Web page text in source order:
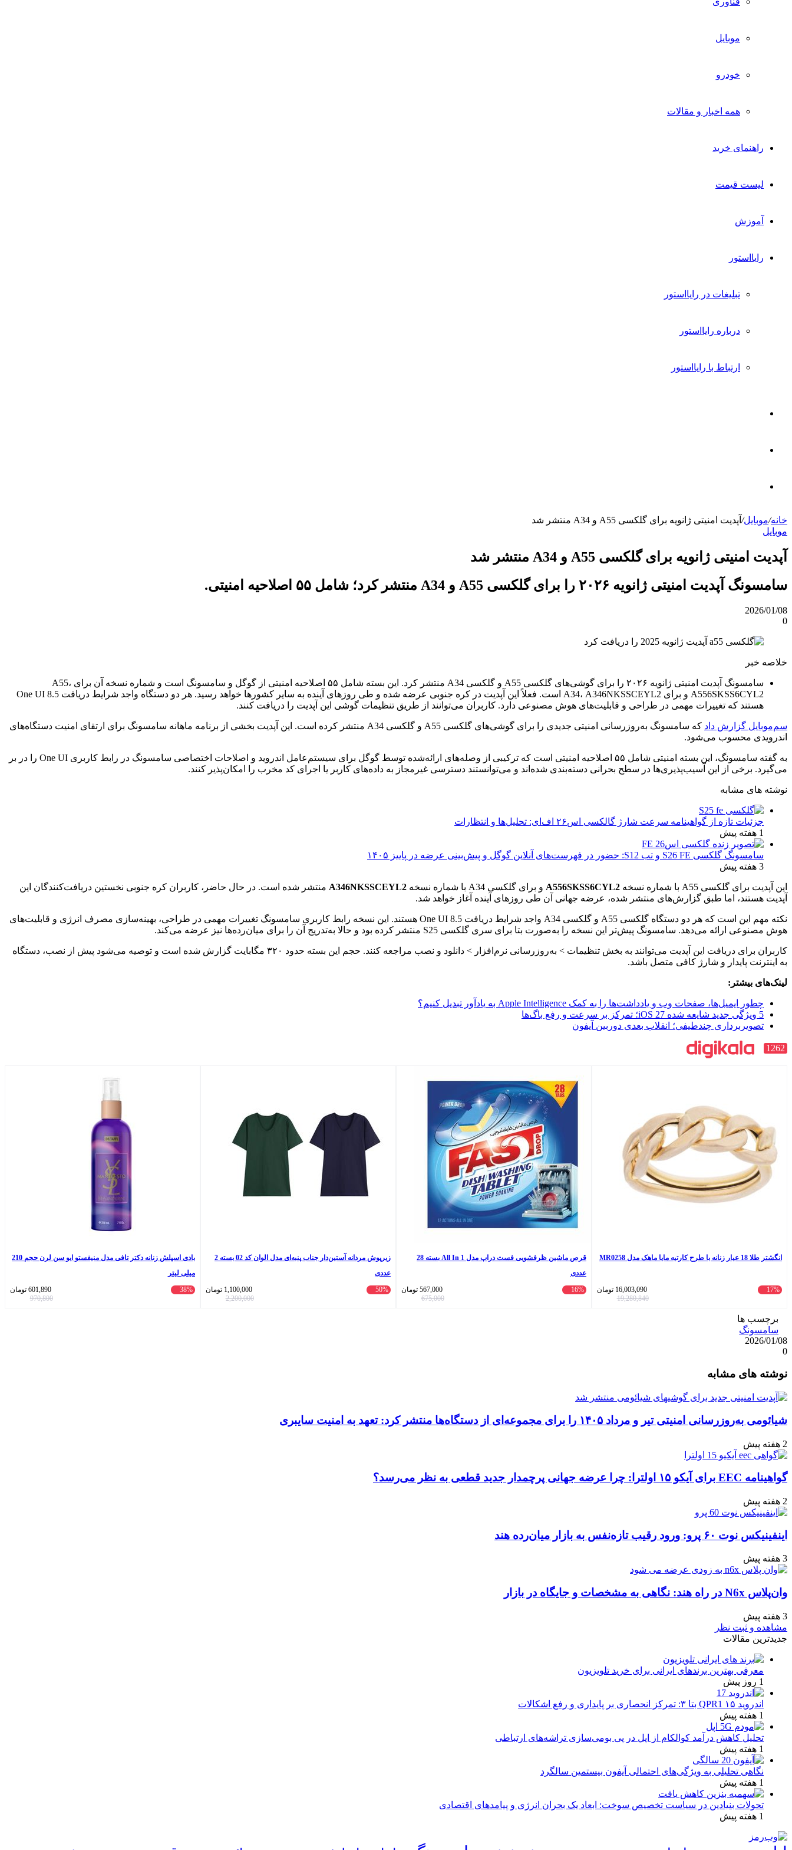
موبایل
خودرو
همه اخبار و مقالات
راهنمای خرید
لیست قیمت
آموزش
رایااستور
تبلیغات در رایااستور
درباره رایااستور
ارتباط با رایااستور
برای خانه/موبایل/ آپدیت امنیتی ژانویه برای گلکسی A55 و A34 منتشر شد
موبایل
آپدیت امنیتی ژانویه برای گلکسی A55 و A34 منتشر شد
سامسونگ آپدیت امنیتی ژانویه ۲۰۲۶ را برای گلکسی A55 و A34 منتشر کرد؛ شامل ۵۵ اصلاحیه امنیتی.
2026/01/08
0
خلاصه خبر
سامسونگ آپدیت امنیتی ژانویه ۲۰۲۶ را برای گوشی‌های گلکسی A55 و گلکسی A34 منتشر کرد. این بسته شامل ۵۵ اصلاحیه امنیتی از گوگل و سامسونگ است و شماره نسخه آن برای A55،
A556SKSS6CYL2 و برای A34، A346NKSSCEYL2 است. فعلاً این آپدیت در کره جنوبی عرضه شده و طی روزهای آینده به سایر کشورها خواهد رسید. هر دو دستگاه واجد شرایط دریافت One UI 8.5
هستند که تغییرات مهمی در طراحی و قابلیت‌های هوش مصنوعی دارد. کاربران می‌توانند از طریق تنظیمات گوشی این آپدیت را دریافت کنند.
سم‌موبایل گزارش داد
که سامسونگ به‌روزرسانی امنیتی جدیدی را برای گوشی‌های گلکسی A55 و گلکسی A34 منتشر کرده است. این آپدیت بخشی از برنامه ماهانه سامسونگ برای ارتقای امنیت دستگاه‌های
اندرویدی محسوب می‌شود.
به گفته سامسونگ، این بسته امنیتی شامل ۵۵ اصلاحیه امنیتی است که ترکیبی از وصله‌های ارائه‌شده توسط گوگل برای سیستم‌عامل اندروید و اصلاحات اختصاصی سامسونگ در رابط کاربری One UI را در بر
می‌گیرد. برخی از این آسیب‌پذیری‌ها در سطح بحرانی دسته‌بندی شده‌اند و می‌توانستند دسترسی غیرمجاز به داده‌های کاربر یا اجرای کد مخرب را امکان‌پذیر کنند.
نوشته های مشابه
جزئیات تازه از گواهینامه سرعت شارژ گالکسی اس۲۶ اف‌ای: تحلیل‌ها و انتظارات
1 هفته پیش
سامسونگ گلکسی S26 FE و تب S12: حضور در فهرست‌های آنلاین گوگل و پیش‌بینی عرضه در پاییز ۱۴۰۵
3 هفته پیش
این آپدیت برای گلکسی A55 با شماره نسخه A556SKSS6CYL2 و برای گلکسی A34 با شماره نسخه A346NKSSCEYL2 منتشر شده است. در حال حاضر، کاربران کره جنوبی نخستین دریافت‌کنندگان این
آپدیت هستند، اما طبق گزارش‌های منتشر شده، عرضه جهانی آن طی روزهای آینده آغاز خواهد شد.
نکته مهم این است که هر دو دستگاه گلکسی A55 و گلکسی A34 واجد شرایط دریافت One UI 8.5 هستند. این نسخه رابط کاربری سامسونگ تغییرات مهمی در طراحی، بهینه‌سازی مصرف انرژی و قابلیت‌های
هوش مصنوعی ارائه می‌دهد. سامسونگ پیش‌تر این نسخه را به‌صورت بتا برای سری گلکسی S25 منتشر کرده بود و حالا به‌تدریج آن را برای میان‌رده‌ها نیز عرضه می‌کند.
کاربران برای دریافت این آپدیت می‌توانند به بخش تنظیمات > به‌روزرسانی نرم‌افزار > دانلود و نصب مراجعه کنند. حجم این بسته حدود ۳۲۰ مگابایت گزارش شده است و توصیه می‌شود پیش از نصب، دستگاه
به اینترنت پایدار و شارژ کافی متصل باشد.
لینک‌های بیشتر:
چطور ایمیل‌ها، صفحات وب و یادداشت‌ها را به کمک Apple Intelligence به یادآور تبدیل کنیم؟
5 ویژگی جدید شایعه شده iOS 27؛ تمرکز بر سرعت و رفع باگ‌ها
تصویربرداری چندطیفی؛ انقلاب بعدی دوربین آیفون
1262
انگشتر طلا 18 عیار زنانه با طرح کارتیه مایا ماهک مدل MR0258
17%
16,003,090 تومان
19,280,840
قرص ماشین ظرفشویی فست دراپ مدل All In 1 بسته 28
عددی
16%
567,000 تومان
675,000
زیرپوش مردانه آستین‌دار جناب پنبه‌ای مدل الوان کد 02 بسته 2
عددی
50%
1,100,000 تومان
2,200,000
بادی اسپلش زنانه دکتر تافی مدل منیفستو ایو سن لرن حجم 210
میلی لیتر
38%
601,890 تومان
970,800
برچسب ها
سامسونگ
2026/01/08
0
آپ
گذاری
ایمیل
نوشته های مشابه
شیائومی به‌روزرسانی امنیتی تیر و مرداد ۱۴۰۵ را برای مجموعه‌ای از دستگاه‌ها منتشر کرد: تعهد به امنیت سایبری
2 هفته پیش
گواهینامه EEC برای آیکو ۱۵ اولترا: چرا عرضه جهانی پرچمدار جدید قطعی به نظر می‌رسد؟
2 هفته پیش
اینفینیکس نوت ۶۰ پرو: ورود رقیب تازه‌نفس به بازار میان‌رده هند
3 هفته پیش
وان‌پلاس N6x در راه هند: نگاهی به مشخصات و جایگاه در بازار
3 هفته پیش
مشاهده و ثبت نظر
جدیدترین مقالات
معرفی بهترین برندهای ایرانی برای خرید تلویزیون
1 روز پیش
اندروید ۱۵ QPR1 بتا ۳: تمرکز انحصاری بر پایداری و رفع اشکالات
1 هفته پیش
تحلیل کاهش درآمد کوالکام از اپل در پی بومی‌سازی تراشه‌های ارتباطی
1 هفته پیش
نگاهی تحلیلی به ویژگی‌های احتمالی آیفون بیستمین سالگرد
1 هفته پیش
تحولات بنیادین در سیاست تخصیص سوخت: ابعاد یک بحران انرژی و پیامدهای اقتصادی
1 هفته پیش